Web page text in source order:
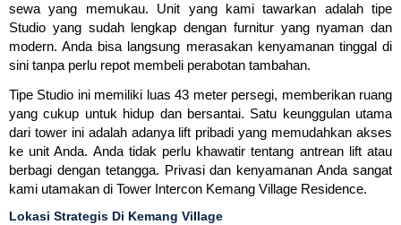
sewa yang memukau. Unit yang kami tawarkan adalah tipe
Studio yang sudah lengkap dengan furnitur yang nyaman dan
modern. Anda bisa langsung merasakan kenyamanan tinggal di
sini tanpa perlu repot membeli perabotan tambahan.
Tipe Studio ini memiliki luas 43 meter persegi, memberikan ruang
yang cukup untuk hidup dan bersantai. Satu keunggulan utama
dari tower ini adalah adanya lift pribadi yang memudahkan akses
ke unit Anda. Anda tidak perlu khawatir tentang antrean lift atau
berbagi dengan tetangga. Privasi dan kenyamanan Anda sangat
kami utamakan di Tower Intercon Kemang Village Residence.
Lokasi Strategis Di Kemang Village